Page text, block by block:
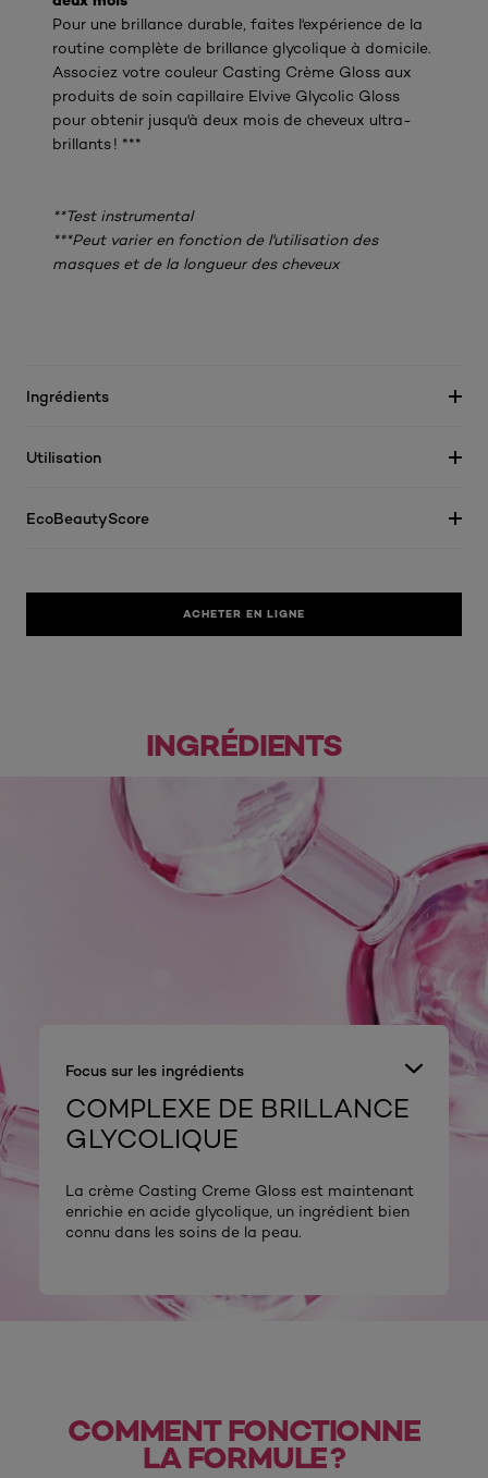
Pour une brillance durable, faites l'expérience de la
routine complète de brillance glycolique à domicile.
Associez votre couleur Casting Crème Gloss aux
produits de soin capillaire Elvive Glycolic Gloss
pour obtenir jusqu'à deux mois de cheveux ultra-
brillants ! ***
**Test instrumental
***Peut varier en fonction de l'utilisation des
masques et de la longueur des cheveux
Ingrédients
Utilisation
EcoBeautyScore
ACHETER EN LIGNE
INGRÉDIENTS
Focus sur les ingrédients
COMPLEXE DE BRILLANCE
GLYCOLIQUE
La crème Casting Creme Gloss est maintenant
enrichie en acide glycolique, un ingrédient bien
connu dans les soins de la peau.
COMMENT FONCTIONNE
LA FORMULE ?